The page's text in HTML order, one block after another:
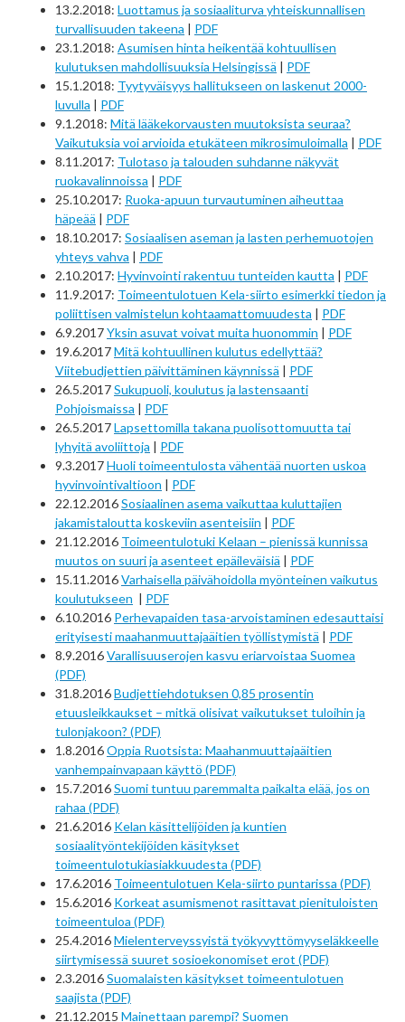
13.2.2018: Luottamus ja sosiaaliturva yhteiskunnallisen
turvallisuuden takeena | PDF
23.1.2018: Asumisen hinta heikentää kohtuullisen
kulutuksen mahdollisuuksia Helsingissä | PDF
15.1.2018: Tyytyväisyys hallitukseen on laskenut 2000-
luvulla | PDF
9.1.2018: Mitä lääkekorvausten muutoksista seuraa?
Vaikutuksia voi arvioida etukäteen mikrosimuloimalla | PDF
8.11.2017: Tulotaso ja talouden suhdanne näkyvät
ruokavalinnoissa | PDF
25.10.2017: Ruoka-apuun turvautuminen aiheuttaa
häpeää | PDF
18.10.2017: Sosiaalisen aseman ja lasten perhemuotojen
yhteys vahva | PDF
2.10.2017: Hyvinvointi rakentuu tunteiden kautta | PDF
11.9.2017: Toimeentulotuen Kela-siirto esimerkki tiedon ja
poliittisen valmistelun kohtaamattomuudesta | PDF
6.9.2017Yksin asuvat voivat muita huonommin | PDF
19.6.2017Mitä kohtuullinen kulutus edellyttää?
Viitebudjettien päivittäminen käynnissä | PDF
26.5.2017Sukupuoli, koulutus ja lastensaanti
Pohjoismaissa | PDF
26.5.2017Lapsettomilla takana puolisottomuutta tai
lyhyitä avoliittoja | PDF
9.3.2017Huoli toimeentulosta vähentää nuorten uskoa
hyvinvointivaltioon | PDF
22.12.2016Sosiaalinen asema vaikuttaa kuluttajien
jakamistaloutta koskeviin asenteisiin | PDF
21.12.2016 Toimeentulotuki Kelaan – pienissä kunnissa
muutos on suuri ja asenteet epäileväisiä | PDF
15.11.2016Varhaisella päivähoidolla myönteinen vaikutus
koulutukseen | PDF
6.10.2016 Perhevapaiden tasa-arvoistaminen edesauttaisi
erityisesti maahanmuuttajaäitien työllistymistä | PDF
8.9.2016Varallisuuserojen kasvu eriarvoistaa Suomea
(PDF)
31.8.2016Budjettiehdotuksen 0,85 prosentin
etuusleikkaukset – mitkä olisivat vaikutukset tuloihin ja
tulonjakoon? (PDF)
1.8.2016Oppia Ruotsista: Maahanmuuttajaäitien
vanhempainvapaan käyttö (PDF)
15.7.2016Suomi tuntuu paremmalta paikalta elää, jos on
rahaa (PDF)
21.6.2016 Kelan käsittelijöiden ja kuntien
sosiaalityöntekijöiden käsitykset
toimeentulotukiasiakkuudesta (PDF)
17.6.2016 Toimeentulotuen Kela-siirto puntarissa (PDF)
15.6.2016 Korkeat asumismenot rasittavat pienituloisten
toimeentuloa (PDF)
25.4.2016Mielenterveyssyistä työkyvyttömyyseläkkeelle
siirtymisessä suuret sosioekonomiset erot (PDF)
2.3.2016Suomalaisten käsitykset toimeentulotuen
saajista (PDF)
21.12.2015 Mainettaan parempi? Suomen